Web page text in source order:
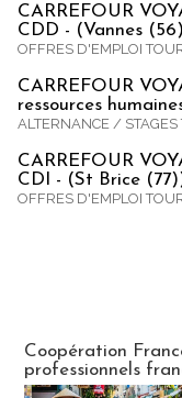
CARREFOUR
CDD - (Vannes
OFFRES D'EMPLOI
CARREFOUR
ressources
ALTERNANCE / STAGES
CARREFOUR
CDI - (St Brice
OFFRES D'EMPLOI
Coopération
professionnels